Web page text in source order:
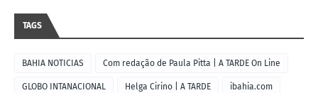
TAGS
BAHIA NOTICIAS Com redação de Paula Pitta | A TARDE On Line
GLOBO INTANACIONAL Helga Cirino | A TARDE ibahia.com